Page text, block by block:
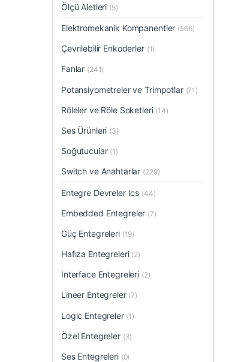
Ölçü Aletleri (5)
Elektromekanik Kompanentler (566)
Çevrilebilir Enkoderler (1)
Fanlar (241)
Potansiyometreler ve Trimpotlar (71)
Röleler ve Röle Soketleri (14)
Ses Ürünleri (3)
Soğutucular (1)
Switch ve Anahtarlar (229)
Entegre Devreler Ics (44)
Embedded Entegreler (7)
Güç Entegreleri (19)
Hafıza Entegreleri (2)
Interface Entegreleri (2)
Lineer Entegreler (7)
Logic Entegreler (1)
Özel Entegreler (3)
Ses Entegreleri (0)